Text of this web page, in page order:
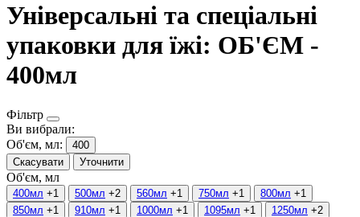
Універсальні та спеціальні
упаковки для їжі: ОБ'ЄМ -
400мл
Фільтр
Ви вибрали:
Об'єм, мл:
400
Скасувати
Уточнити
Об'єм, мл
400мл +1 500мл +2 560мл +1 750мл +1 800мл +1
850мл +1 910мл +1 1000мл +1 1095мл +1 1250мл +2